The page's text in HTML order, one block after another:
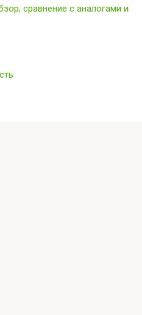
сравнение с аналогами и